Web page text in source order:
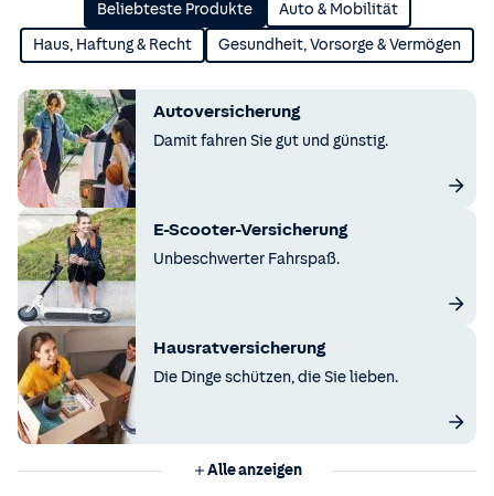
Beliebteste Produkte Auto & Mobilität
Haus, Haftung & Recht Gesundheit, Vorsorge & Vermögen
Autoversicherung
Damit fahren Sie gut und günstig.
E-Scooter-Versicherung
Unbeschwerter Fahrspaß.
Hausratversicherung
Die Dinge schützen, die Sie lieben.
Alle anzeigen